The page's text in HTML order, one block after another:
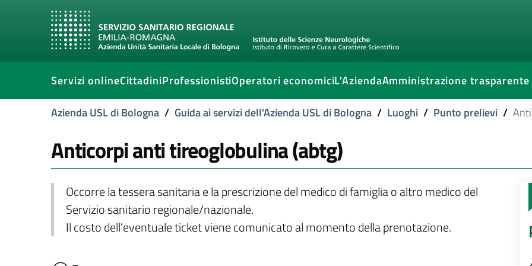
Servizi onlineCittadiniProfessionistiOperatori economiciL'AziendaAmministrazione trasparente
Azienda USL di Bologna / Guida ai servizi dell'Azienda USL di Bologna / Luoghi / Punto prelievi /
Anticorpi anti tireoglobulina (abtg)
Occorre la tessera sanitaria e la prescrizione del medico di famiglia o altro medico del
Servizio sanitario regionale/nazionale.
Il costo dell'eventuale ticket viene comunicato al momento della prenotazione.